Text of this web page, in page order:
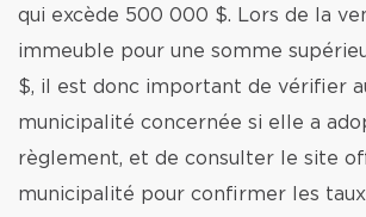
qui excède 500 000 $. Lors de la
immeuble pour une somme
$, il est donc important de vérifier
municipalité concernée si elle a
règlement, et de consulter le site
municipalité pour confirmer les taux